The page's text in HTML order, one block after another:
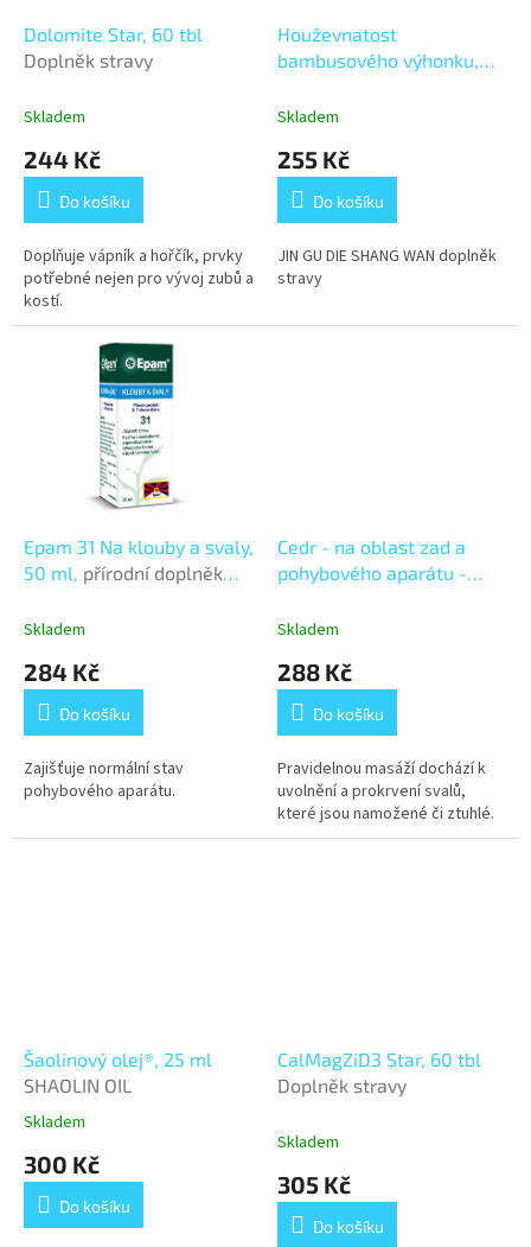
Dolomite Star, 60 tbl
Doplněk stravy
Skladem
244 Kč
Do košíku
Doplňuje vápník a hořčík, prvky
potřebné nejen pro vývoj zubů a
kostí.
Houževnatost
bambusového výhonku,
DIE SHANG WAN
Skladem
255 Kč
Do košíku
JIN GU DIE SHANG WAN doplněk
stravy
Epam 31 Na klouby a svaly,
50 ml, přírodní doplněk
Skladem
284 Kč
Do košíku
Zajišťuje normální stav
pohybového aparátu.
Cedr - na oblast zad a
pohybového aparátu -
bylinná mast
Skladem
288 Kč
Do košíku
Pravidelnou masáží dochází k
uvolnění a prokrvení svalů,
které jsou namožené či ztuhlé.
Šaolinový olej®, 25 ml
SHAOLIN OIL
Průměrné
produktu
3,0
Skladem
300 Kč
Do košíku
CalMagZiD3 Star, 60 tbl
Doplněk stravy
Skladem
305 Kč
Do košíku